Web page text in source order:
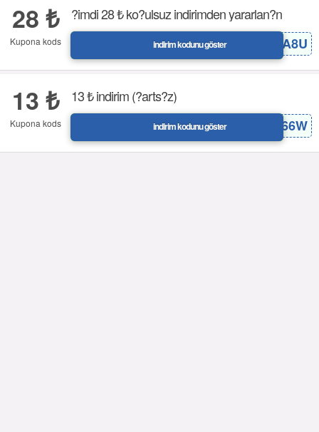
?imdi 28 ₺ ko?ulsuz indirimden yararlan?n
28 ₺
Kupona kods indirim kodunu göster SN92MA8U
13 ₺ indirim (?arts?z)
13 ₺
Kupona kods indirim kodunu göster BO71KA66W